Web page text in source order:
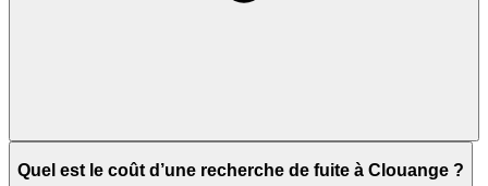
Quel est le coût d’une recherche de fuite à Clouange ?